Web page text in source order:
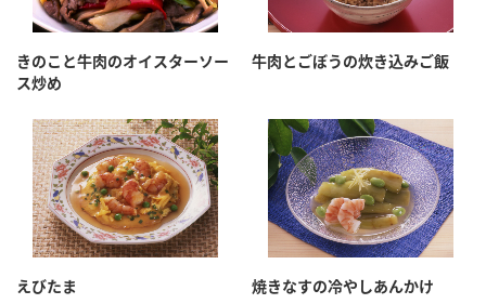
きのこと牛肉のオイスターソー
ス炒め
牛肉とごぼうの炊き込みご飯
えびたま 焼きなすの冷やしあんかけ